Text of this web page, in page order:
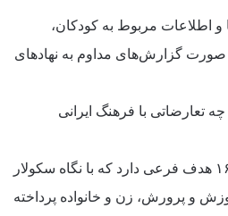
و اطلاعات مربوط به کودکان،
صورت گزارش‌های مداوم به نهادهای
چیست و چه تعارضاتی با فرهنگ ایرانی
این سند ۱۷ هدف اصلی و ۱۶۹ هدف فرعی دارد که با نگاه سکولار
و پرورش، زن و خانواده پرداخته